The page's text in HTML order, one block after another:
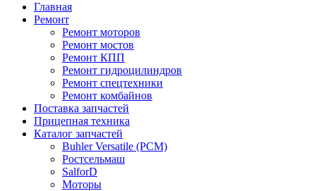
Главная
Ремонт
Ремонт моторов
Ремонт мостов
Ремонт КПП
Ремонт гидроцилиндров
Ремонт спецтехники
Ремонт комбайнов
Поставка запчастей
Прицепная техника
Каталог запчастей
Buhler Versatile (РСМ)
Ростсельмаш
SalforD
Моторы